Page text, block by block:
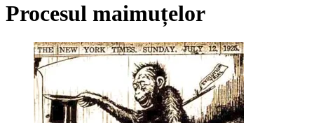
Procesul maimuțelor